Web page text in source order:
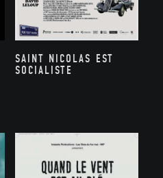
SAINT NICOLAS EST
SOCIALISTE